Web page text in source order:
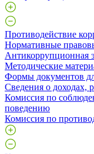
Противодействие
Нормативные
Антикоррупционная
Методические
Формы документов
Сведения о доходах,
Комиссия по
поведению
Комиссия по